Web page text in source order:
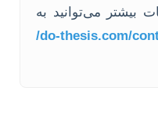
می‌توانید به
do-thesis.com/